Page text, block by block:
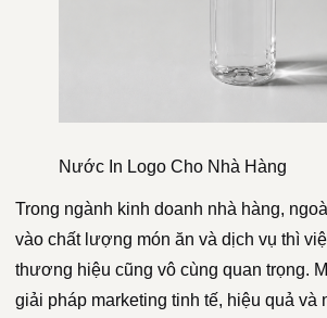
Nước In Logo Cho Nhà Hàng
Trong ngành kinh doanh nhà hàng,
vào chất lượng món ăn và dịch vụ thì
thương hiệu cũng vô cùng quan trọng.
giải pháp marketing tinh tế, hiệu quả và